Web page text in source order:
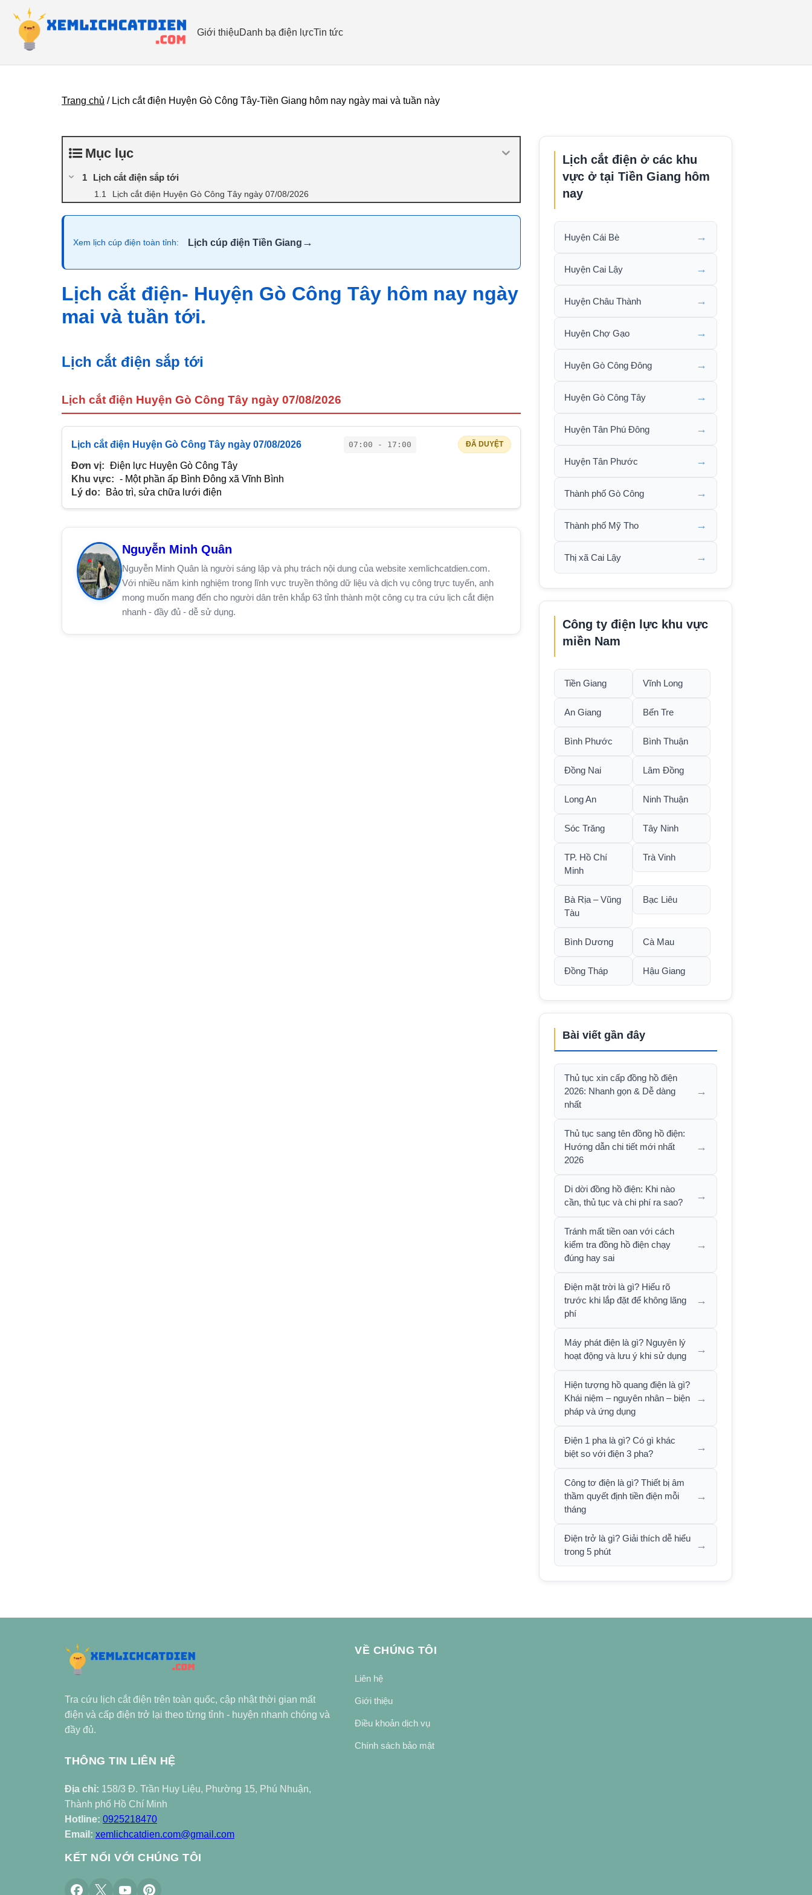
Giới thiệuDanh bạ điện lựcTin tức
Trang chủ / Lịch cắt điện Huyện Gò Công Tây-Tiền Giang hôm nay ngày mai và tuần này
Mục lục
Lịch cắt điện sắp tới
Lịch cắt điện Huyện Gò Công Tây ngày 07/08/2026
Xem lịch cúp điện toàn tỉnh: Lịch cúp điện Tiền Giang →
Lịch cắt điện- Huyện Gò Công Tây hôm nay ngày
mai và tuần tới.
Lịch cắt điện sắp tới
Lịch cắt điện Huyện Gò Công Tây ngày 07/08/2026
Lịch cắt điện Huyện Gò Công Tây ngày 07/08/2026 07:00 - 17:00 ĐÃ DUYỆT
Đơn vị: Điện lực Huyện Gò Công Tây
Khu vực: - Một phần ấp Bình Đông xã Vĩnh Bình
Lý do:
Bảo trì, sửa chữa lưới điện
Nguyễn Minh Quân
Nguyễn Minh Quân là người sáng lập và phụ trách nội dung của website xemlichcatdien.com.
Với nhiều năm kinh nghiệm trong lĩnh vực truyền thông dữ liệu và dịch vụ công trực tuyến, anh
mong muốn mang đến cho người dân trên khắp 63 tỉnh thành một công cụ tra cứu lịch cắt điện
nhanh - đầy đủ - dễ sử dụng.
Lịch cắt điện ở các khu
vực ở tại Tiền Giang hôm
nay
Huyện Cái Bè →
Huyện Cai Lậy →
Huyện Châu Thành →
Huyện Chợ Gạo →
Huyện Gò Công Đông →
Huyện Gò Công Tây →
Huyện Tân Phú Đông →
Huyện Tân Phước →
Thành phố Gò Công →
Thành phố Mỹ Tho →
Thị xã Cai Lậy →
Công ty điện lực khu vực
miền Nam
Tiền Giang Vĩnh Long
An Giang Bến Tre
Bình Phước Bình Thuận
Đồng Nai Lâm Đồng
Long An Ninh Thuận
Sóc Trăng Tây Ninh
TP. Hồ Chí
Minh
Trà Vinh
Bà Rịa – Vũng
Tàu
Bạc Liêu
Bình Dương Cà Mau
Đồng Tháp Hậu Giang
Bài viết gần đây
Thủ tục xin cấp đồng hồ điện
2026: Nhanh gọn & Dễ dàng
nhất
→
Thủ tục sang tên đồng hồ điện:
Hướng dẫn chi tiết mới nhất
2026
→
Di dời đồng hồ điện: Khi nào
cần, thủ tục và chi phí ra sao?
→
Tránh mất tiền oan với cách
kiểm tra đồng hồ điện chạy
đúng hay sai
→
Điện mặt trời là gì? Hiểu rõ
trước khi lắp đặt để không lãng
phí
→
Máy phát điện là gì? Nguyên lý
hoạt động và lưu ý khi sử dụng
→
Hiện tượng hồ quang điện là gì?
Khái niệm – nguyên nhân – biện
pháp và ứng dụng
→
Điện 1 pha là gì? Có gì khác
biệt so với điện 3 pha?
→
Công tơ điện là gì? Thiết bị âm
thầm quyết định tiền điện mỗi
tháng
→
Điện trở là gì? Giải thích dễ hiểu
trong 5 phút
→
Tra cứu lịch cắt điện trên toàn quốc, cập nhật thời gian mất
điện và cấp điện trở lại theo từng tỉnh - huyện nhanh chóng và
đầy đủ.
THÔNG TIN LIÊN HỆ
Địa chỉ: 158/3 Đ. Trần Huy Liệu, Phường 15, Phú Nhuận,
Thành phố Hồ Chí Minh
Hotline: 0925218470
Email: xemlichcatdien.com@gmail.com
KẾT NỐI VỚI CHÚNG TÔI
VỀ CHÚNG TÔI
Liên hệ
Giới thiệu
Điều khoản dịch vụ
Chính sách bảo mật